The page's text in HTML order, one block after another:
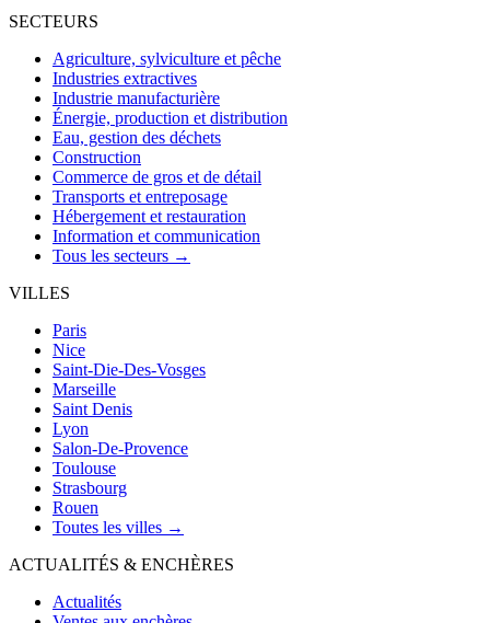
SECTEURS
Agriculture, sylviculture et pêche
Industries extractives
Industrie manufacturière
Énergie, production et distribution
Eau, gestion des déchets
Construction
Commerce de gros et de détail
Transports et entreposage
Hébergement et restauration
Information et communication
Tous les secteurs →
VILLES
Paris
Nice
Saint-Die-Des-Vosges
Marseille
Saint Denis
Lyon
Salon-De-Provence
Toulouse
Strasbourg
Rouen
Toutes les villes →
ACTUALITÉS & ENCHÈRES
Actualités